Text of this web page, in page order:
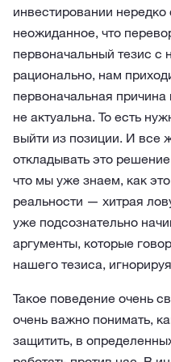
инвестировании нередко
неожиданное, что
первоначальный тезис с
рационально, нам
первоначальная
не актуальна. То есть
выйти из позиции. И все
откладывать это
что мы уже знаем, как
реальности — хитрая
уже подсознательно
аргументы, которые
нашего тезиса,
Такое поведение очень
очень важно понимать,
защитить, в